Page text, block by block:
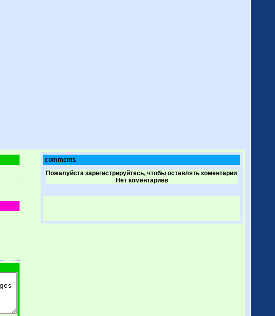
comments
Пожалуйста зарегистрируйтесь, чтобы оставлять коментарии
Нет коментариев